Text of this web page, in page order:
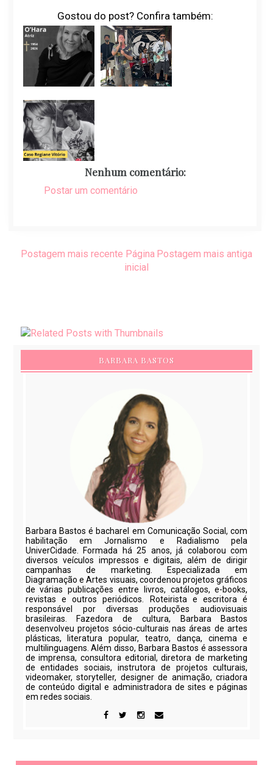
Gostou do post? Confira também:
Nenhum comentário:
Postar um comentário
Postagem mais recente Postagem mais antiga
Página
inicial
BARBARA BASTOS
Barbara Bastos é bacharel em Comunicação Social, com
habilitação em Jornalismo e Radialismo pela
UniverCidade. Formada há 25 anos, já colaborou com
diversos veículos impressos e digitais, além de dirigir
campanhas de marketing. Especializada em
Diagramação e Artes visuais, coordenou projetos gráficos
de várias publicações entre livros, catálogos, e-books,
revistas e outros periódicos. Roteirista e escritora é
responsável por diversas produções audiovisuais
brasileiras. Fazedora de cultura, Barbara Bastos
desenvolveu projetos sócio-culturais nas áreas de artes
plásticas, literatura popular, teatro, dança, cinema e
multilinguagens. Além disso, Barbara Bastos é assessora
de imprensa, consultora editorial, diretora de marketing
de entidades sociais, instrutora de projetos culturais,
videomaker, storyteller, designer de animação, criadora
de conteúdo digital e administradora de sites e páginas
em redes sociais.